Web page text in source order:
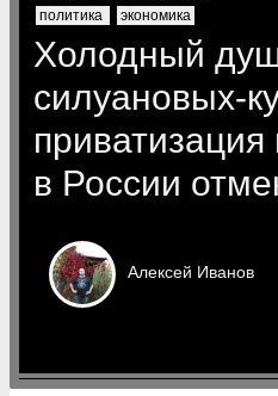
политика экономика
Холодный
силуановых-
приватизация
в России
Алексей Иванов